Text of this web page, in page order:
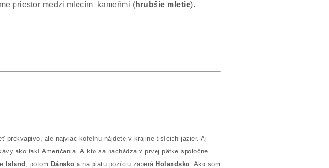
priestor medzi mlecími kameňmi (hrubšie mletie).
prekvapivo, ale najviac kofeínu nájdete v krajine tisícich jazier. Aj
ako takí Američania. A kto sa nachádza v prvej pätke spoločne
Island , potom Dánsko a na piatu pozíciu zaberá Holandsko. Ako som